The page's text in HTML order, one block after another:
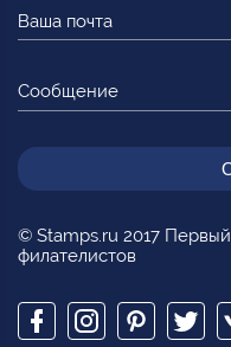
© Stamps.ru 2017
филателистов
почта
Сообщение